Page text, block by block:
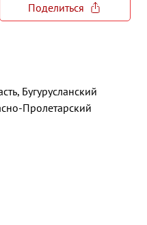
Поделиться
Бугурусланский
Пролетарский